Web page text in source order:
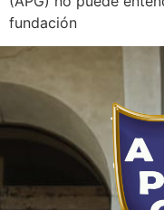
fundación